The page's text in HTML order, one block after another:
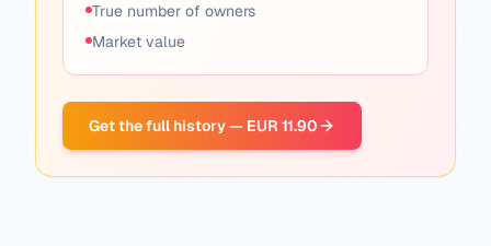
True number of owners
Market value
Get the full history — EUR 11.90